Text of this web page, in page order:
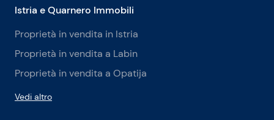
Istria e Quarnero Immobili
Proprietà in vendita in Istria
Proprietà in vendita a Labin
Proprietà in vendita a Opatija
Vedi altro